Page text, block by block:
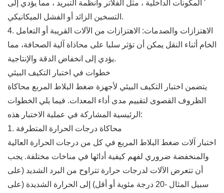
' المكونات الداخلية ، مثل الفلاتر وأنظمة التبريد ، مما يؤدي إلى
التسخين الزائد أو الفشل الميكانيكي.
4. الاهتزازات والصدمات: الاهتزازات من الآلات القريبة أو التعامل
الخام أثناء النقل يمكن أن تؤثر سلبا على محاذاة آلية الصحافة، مما
يؤدي إلى انخفاض الدقة والإنتاجية.
خطوات في اختبار التكيف البيئي
يتضمن اختبار التكيف البيئي لأجهزة ضغط البلاط المربع محاكاة
الظروف القصوى لتقييم مدى أداء المعدات. فيما يلي الخطوات
الرئيسية المشاركة في عملية الاختبار هذه:
1. محاكاة درجات الحرارة المتطرفة
اختبار آلات ضغط البلاط المربع في كل من درجات الحرارة العالية
والمنخفضة ضروري لفهم كيفية أدائها في مناخات مختلفة. يجب
أن تتعرض الآلات لدرجات حرارة تتراوح من البرد الشديد (على
سبيل المثال -20 درجة مئوية أو أقل) إلى الحرارة الشديدة (على